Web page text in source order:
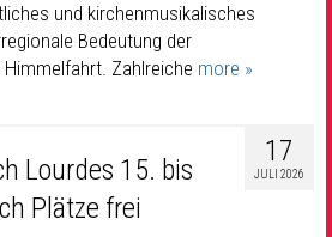
und kirchenmusikalisches
Bedeutung der
Zahlreiche more »
17
JULI 2026
Lourdes 15. bis
Plätze frei